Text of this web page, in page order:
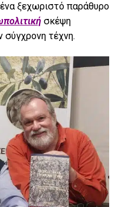
ξεχωριστό παράθυρο
σκέψη
σύγχρονη τέχνη.